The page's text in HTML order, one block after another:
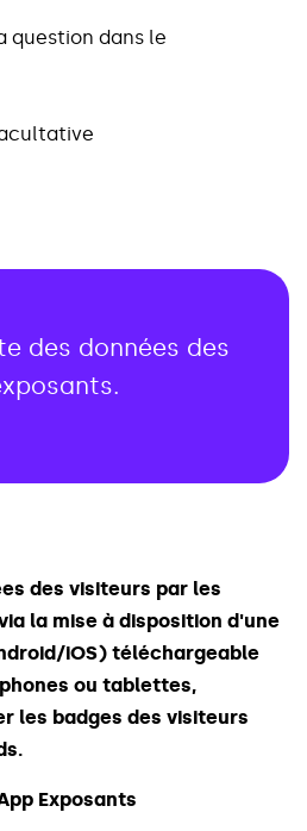
question dans le
cultative
des données des
es des visiteurs par les
ia la mise à disposition d'une
droid/iOS) téléchargeable
phones ou tablettes,
r les badges des visiteurs
s.
pp Exposants